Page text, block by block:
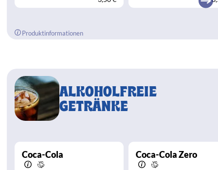
Produktinformationen
ALKOHOLFREIE
GETRÄNKE
Coca-Cola Coca-Cola Zero